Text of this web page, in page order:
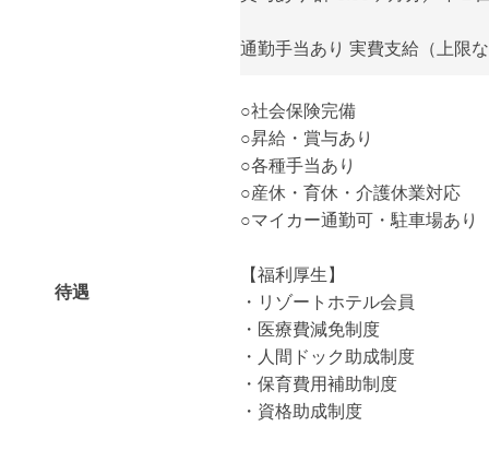
通勤手当あり 実費支給（上限
待遇
○社会保険完備
○昇給・賞与あり
○各種手当あり
○産休・育休・介護休業対応
○マイカー通勤可・駐車場あり
【福利厚生】
・リゾートホテル会員
・医療費減免制度
・人間ドック助成制度
・保育費用補助制度
・資格助成制度